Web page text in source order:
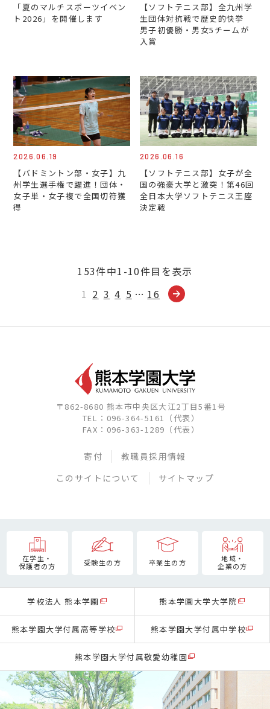
「夏のマルチスポーツイベン
ト2026」を開催します
【ソフトテニス部】全九州学
生団体対抗戦で歴史的快挙
男子初優勝・男女5チームが
入賞
2026.06.19
【バドミントン部・女子】九
州学生選手権で躍進！団体・
女子単・女子複で全国切符獲
得
2026.06.16
【ソフトテニス部】女子が全
国の強豪大学と激突！第46回
全日本大学ソフトテニス王座
決定戦
153件中1-10件目を表示
1 2 3 4 5 … 16
〒862-8680 熊本市中央区大江2丁目5番1号
TEL：096-364-5161（代表）
FAX：096-363-1289（代表）
寄付
教職員採用情報
このサイトについて
サイトマップ
在学生・
保護者の方
受験生の方 卒業生の方
地域・
企業の方
学校法人 熊本学園 熊本学園大学大学院
熊本学園大学付属高等学校 熊本学園大学付属中学校
熊本学園大学付属敬愛幼稚園